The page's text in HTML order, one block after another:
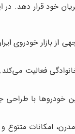
خود قرار دهد.
پژو 206، پژو 207، دنا پلاس و
فعالیت
می‌کند. این
امکانات متنوع و